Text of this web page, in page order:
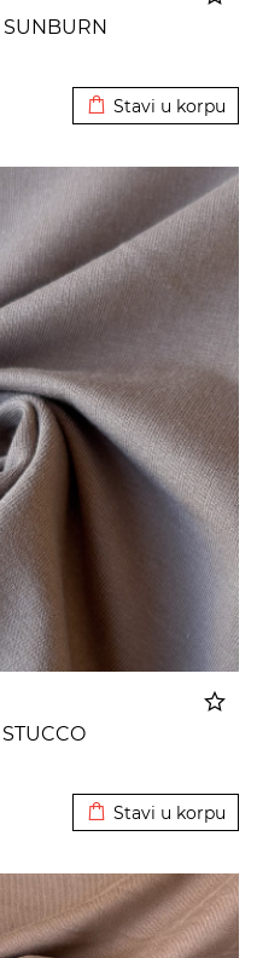
SUNBURN
Stavi u korpu
Stavi u korpu